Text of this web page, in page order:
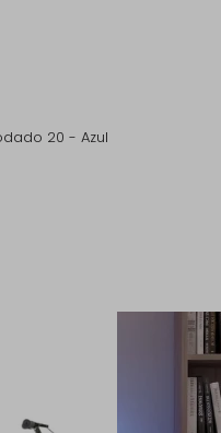
20 - Azul